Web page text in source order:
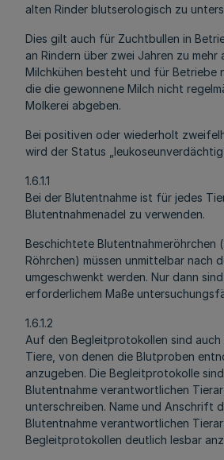
alten Rinder blutserologisch zu
Dies gilt auch für Zuchtbullen in
an Rindern über zwei Jahren zu mehr
Milchkühen besteht und für Betriebe
die die gewonnene Milch nicht
Molkerei abgeben.
Bei positiven oder wiederholt
wird der Status
1.6.1.1
Bei der Blutentnahme ist für jedes
Blutentnahmenadel zu verwenden.
Beschichtete Blutentnahmeröhrchen
Röhrchen) müssen unmittelbar nach
umgeschwenkt werden. Nur dann
erforderlichem Maße
1.6.1.2
Auf den Begleitprotokollen sind auch
Tiere, von denen die Blutproben
anzugeben. Die Begleitprotokolle
Blutentnahme verantwortlichen
unterschreiben. Name und Anschrift
Blutentnahme verantwortlichen
Begleitprotokollen deutlich lesbar